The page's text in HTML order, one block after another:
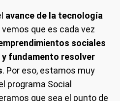
avance de la tecnología
vemos que es cada vez
sociales
fundamento resolver
. Por eso, estamos muy
programa Social
que sea el punto de